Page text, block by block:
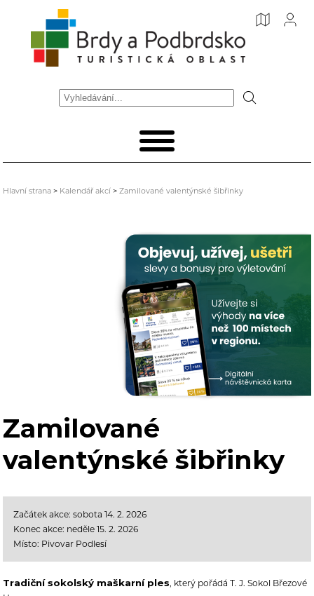
Hlavní strana > Kalendář akcí >Zamilované valentýnské šibřinky
Zamilované
valentýnské šibřinky
Začátek akce: sobota 14. 2. 2026
Konec akce: neděle 15. 2. 2026
Místo: Pivovar Podlesí
Tradiční sokolský maškarní ples, který pořádá T. J. Sokol Březové